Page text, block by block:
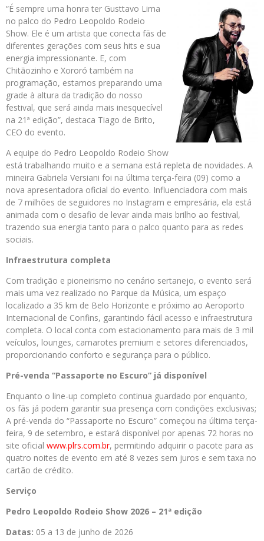
“É sempre uma honra ter Gusttavo Lima
no palco do Pedro Leopoldo Rodeio
Show. Ele é um artista que conecta fãs de
diferentes gerações com seus hits e sua
energia impressionante. E, com
Chitãozinho e Xororó também na
programação, estamos preparando uma
grade à altura da tradição do nosso
festival, que será ainda mais inesquecível
na 21ª edição”, destaca Tiago de Brito,
CEO do evento.
A equipe do Pedro Leopoldo Rodeio Show
está trabalhando muito e a semana está repleta de novidades. A
mineira Gabriela Versiani foi na última terça-feira (09) como a
nova apresentadora oficial do evento. Influenciadora com mais
de 7 milhões de seguidores no Instagram e empresária, ela está
animada com o desafio de levar ainda mais brilho ao festival,
trazendo sua energia tanto para o palco quanto para as redes
sociais.
Infraestrutura completa
Com tradição e pioneirismo no cenário sertanejo, o evento será
mais uma vez realizado no Parque da Música, um espaço
localizado a 35 km de Belo Horizonte e próximo ao Aeroporto
Internacional de Confins, garantindo fácil acesso e infraestrutura
completa. O local conta com estacionamento para mais de 3 mil
veículos, lounges, camarotes premium e setores diferenciados,
proporcionando conforto e segurança para o público.
Pré-venda “Passaporte no Escuro” já disponível
Enquanto o line-up completo continua guardado por enquanto,
os fãs já podem garantir sua presença com condições exclusivas;
A pré-venda do “Passaporte no Escuro” começou na última terça-
feira, 9 de setembro, e estará disponível por apenas 72 horas no
site oficial www.plrs.com.br, permitindo adquirir o pacote para as
quatro noites de evento em até 8 vezes sem juros e sem taxa no
cartão de crédito.
Serviço
Pedro Leopoldo Rodeio Show 2026 – 21ª edição
Datas: 05 a 13 de junho de 2026